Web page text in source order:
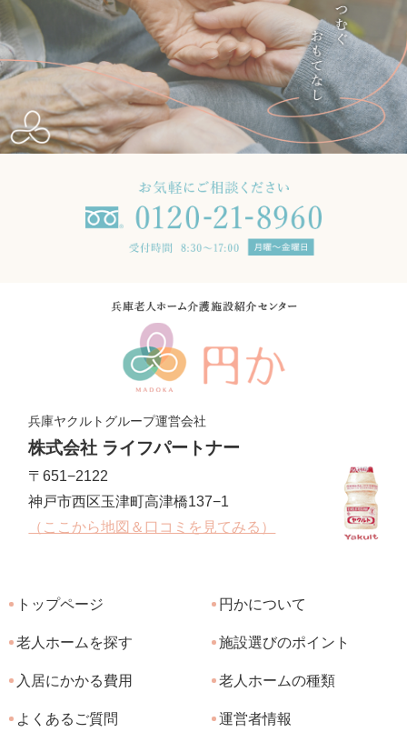
兵庫ヤクルトグループ運営会社
株式会社 ライフパートナー
〒651−2122
神戸市西区玉津町高津橋137−1
（ここから地図＆口コミを見てみる）
トップページ 円かについて
老人ホームを探す 施設選びのポイント
入居にかかる費用 老人ホームの種類
よくあるご質問 運営者情報